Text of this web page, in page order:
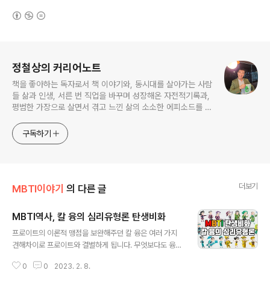
정철상의 커리어노트
책을 좋아하는 독자로서 책 이야기와, 동시대를 살아가는 사람
들 삶과 인생, 서른 번 직업을 바꾸며 성장해온 자전적기록과,
평범한 가장으로 살면서 겪고 느낀 삶의 소소한 에피소드를 전
고픈 커리어코치, 유튜브: 정교수의 인생수업
구독하기
MBTI이야기 의 다른 글 더보기
MBTI역사, 칼 융의 심리유형론 탄생비화
프로이트의 이론적 맹점을 보완해주던 칼 융은 여러 가지
견해차이로 프로이트와 결별하게 됩니다. 무엇보다도 융이
요. 프로이트의 분석을 도저히 받아들일 수 없었던 융은 프
0 0 2023. 2. 8.